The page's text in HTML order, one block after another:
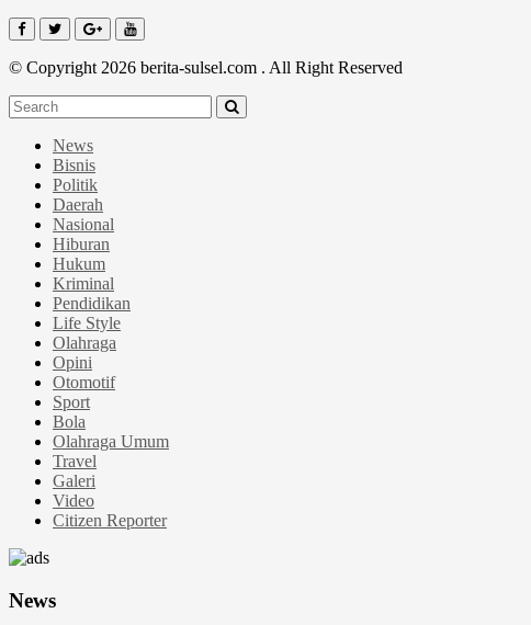
© Copyright 2026 berita-sulsel.com . All Right Reserved
News
Bisnis
Politik
Daerah
Nasional
Hiburan
Hukum
Kriminal
Pendidikan
Life Style
Olahraga
Opini
Otomotif
Sport
Bola
Olahraga Umum
Travel
Galeri
Video
Citizen Reporter
News